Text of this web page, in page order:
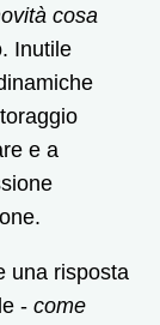
cosa
Inutile
e a
una risposta
- come